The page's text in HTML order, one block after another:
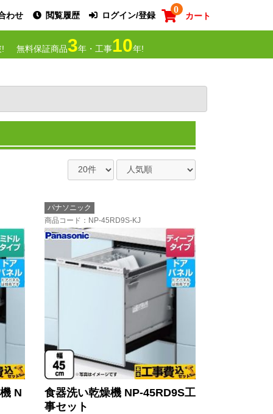
わせ 閲覧履歴 ログイン/登録
0
カート
無料保証商品3年・工事10年!
N
パナソニック
商品コード ：NP-45RD9S-KJ
食器洗い乾燥機 NP-45RD9S工
事セット